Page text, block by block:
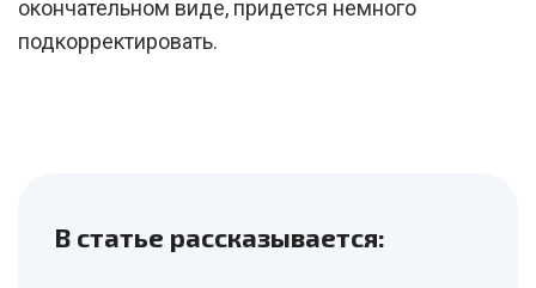
окончательном виде, придется немного
подкорректировать.
В статье рассказывается: